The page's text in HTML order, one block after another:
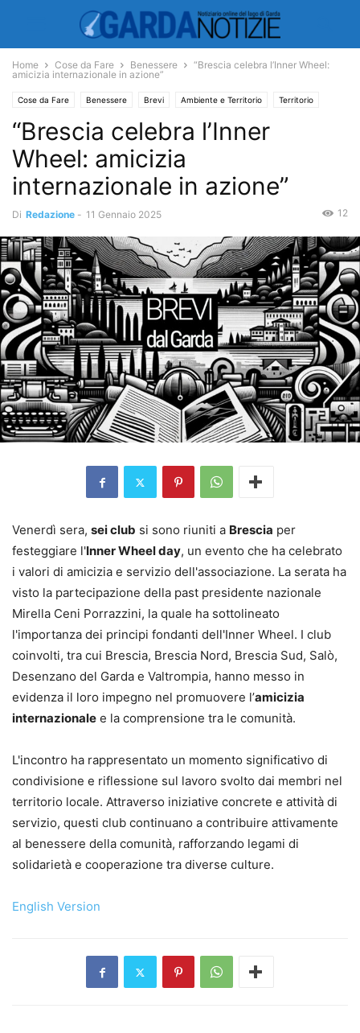
Home Cose da Fare Benessere
“Brescia celebra l’Inner Wheel:
amicizia internazionale in azione”
Cose da Fare Benessere Brevi Ambiente e Territorio Territorio
“Brescia celebra l’Inner
Wheel: amicizia
internazionale in azione”
Di Redazione - 11 Gennaio 2025 12
Venerdì sera, sei club si sono riuniti a Brescia per
festeggiare l'Inner Wheel day, un evento che ha celebrato
i valori di amicizia e servizio dell'associazione. La serata ha
visto la partecipazione della past presidente nazionale
Mirella Ceni Porrazzini, la quale ha sottolineato
l'importanza dei principi fondanti dell'Inner Wheel. I club
coinvolti, tra cui Brescia, Brescia Nord, Brescia Sud, Salò,
Desenzano del Garda e Valtrompia, hanno messo in
evidenza il loro impegno nel promuovere l’amicizia
internazionale e la comprensione tra le comunità.
L'incontro ha rappresentato un momento significativo di
condivisione e riflessione sul lavoro svolto dai membri nel
territorio locale. Attraverso iniziative concrete e attività di
servizio, questi club continuano a contribuire attivamente
al benessere della comunità, rafforzando legami di
solidarietà e cooperazione tra diverse culture.
English Version